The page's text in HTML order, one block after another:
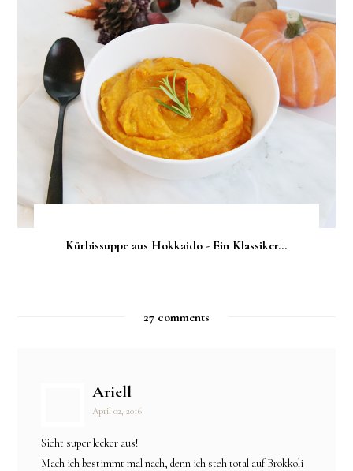
Kürbissuppe aus Hokkaido - Ein Klassiker...
27 comments
Ariell
April 02, 2016
Sieht super lecker aus!
Mach ich bestimmt mal nach, denn ich steh total auf Brokkoli